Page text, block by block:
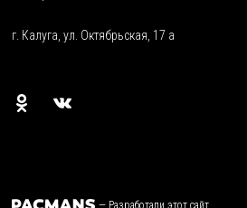
г. Калуга, ул. Октябрьская, 17 а
— Разработали этот сайт